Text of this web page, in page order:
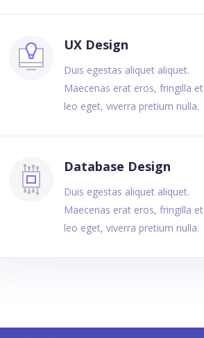
UX Design
Duis egestas aliquet aliquet.
Maecenas erat eros, fringilla et
leo eget, viverra pretium nulla.
Database Design
Duis egestas aliquet aliquet.
Maecenas erat eros, fringilla et
leo eget, viverra pretium nulla.